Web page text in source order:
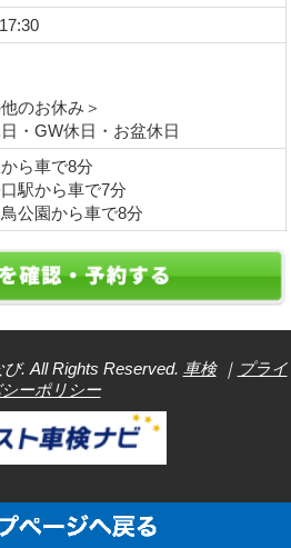
のお休み＞
・GW休日・お盆休日
ら車で8分
駅から車で7分
公園から車で8分
. All Rights Reserved. 車検｜ プライ
ーポリシー